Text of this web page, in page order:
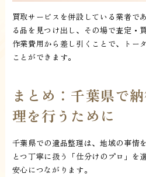
買取サービスを併設している業者で
る品を見つけ出し、その場で査定・
作業費用から差し引くことで、トー
ことができます。
まとめ：千葉県で
理を行うために
千葉県での遺品整理は、地域の事情
とつ丁寧に扱う「仕分けのプロ」を
安心につながります。